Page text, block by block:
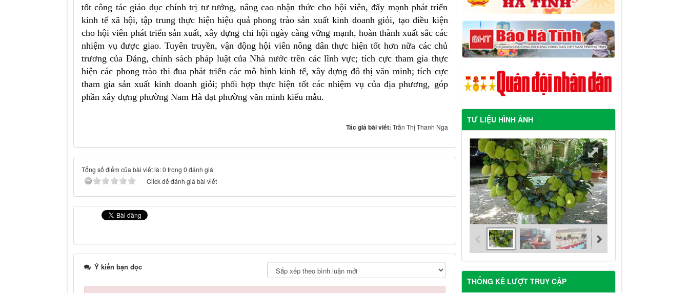
tốt công tác giáo dục chính trị tư tưởng, nâng cao nhận thức cho hội viên, đẩy mạnh phát triển
kinh tế xã hội, tập trung thực hiện hiệu quả phong trào sản xuất kinh doanh giỏi, tạo điều kiện
cho hội viên phát triển sản xuất, xây dựng chi hội ngày càng vững mạnh, hoàn thành xuất sắc các
nhiệm vụ được giao. Tuyên truyền, vận động hội viên nông dân thực hiện tốt hơn nữa các chủ
trương của Đảng, chính sách pháp luật của Nhà nước trên các lĩnh vực; tích cực tham gia thực
hiện các phong trào thi đua phát triển các mô hình kinh tế, xây dựng đô thị văn minh; tích cực
tham gia sản xuất kinh doanh giỏi; phối hợp thực hiện tốt các nhiệm vụ của địa phương, góp
phần xây dựng phường Nam Hà đạt phường văn minh kiểu mẫu.
Tác giả bài viết: Trần Thị Thanh Nga
Tổng số điểm của bài viết là: 0 trong 0 đánh giá
Click để đánh giá bài viết
Ý kiến bạn đọc
TƯ LIỆU HÌNH ẢNH
THỐNG KÊ LƯỢT TRUY CẬP